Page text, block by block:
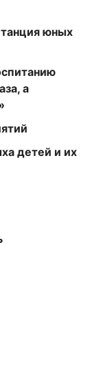
юных
а
детей и их